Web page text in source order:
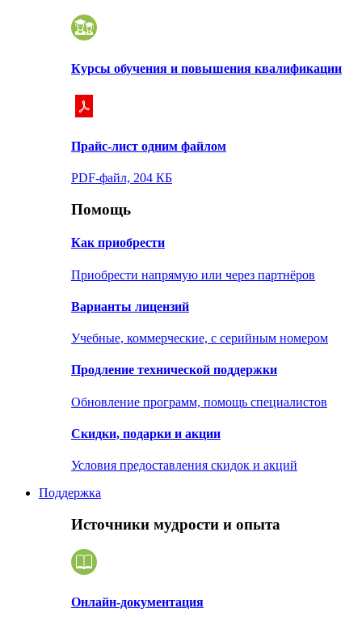
Курсы обучения и повышения квалификации
Прайс-лист одним файлом
PDF-файл, 204 КБ
Помощь
Как приобрести
Приобрести напрямую или через партнёров
Варианты лицензий
Учебные, коммерческие, с серийным номером
Продление технической поддержки
Обновление программ, помощь специалистов
Скидки, подарки и акции
Условия предоставления скидок и акций
Поддержка
Источники мудрости и опыта
Онлайн-документация